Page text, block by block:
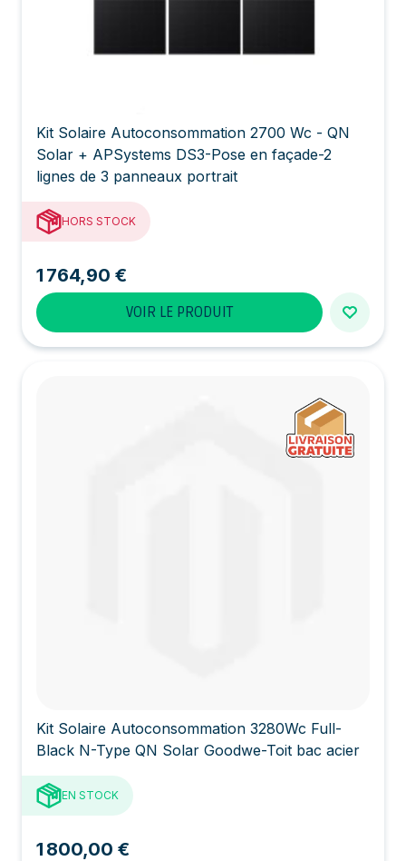
Kit Solaire Autoconsommation 2700 Wc - QN
Solar + APSystems DS3-Pose en façade-2
lignes de 3 panneaux portrait
HORS STOCK
1 764,90 €
VOIR LE PRODUIT
Kit Solaire Autoconsommation 3280Wc Full-
Black N-Type QN Solar Goodwe-Toit bac acier
EN STOCK
1 800,00 €